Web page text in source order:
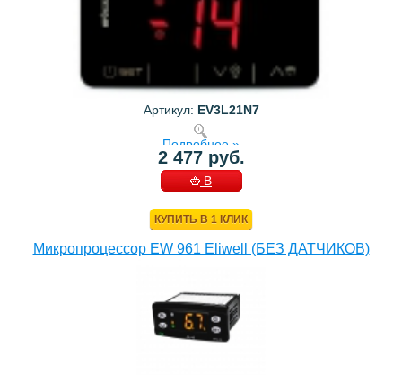
Артикул: EV3L21N7
Подробнее »
2 477 руб.
В
КУПИТЬ В 1 КЛИК
Микропроцессор EW 961 Eliwell (БЕЗ ДАТЧИКОВ)